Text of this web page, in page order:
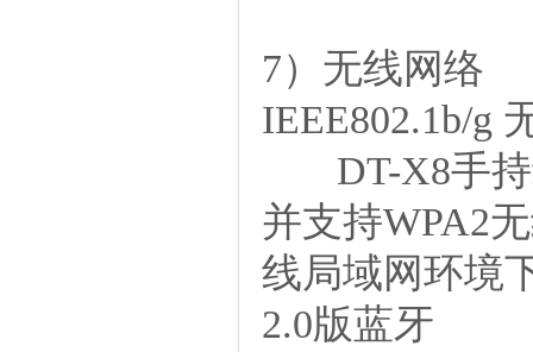
7）无线网络
IEEE802.1b/g
DT-X8手持
并支持WPA2
线局域网环境
2.0版蓝牙